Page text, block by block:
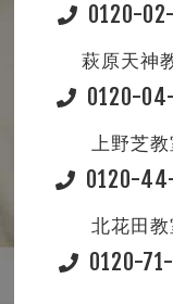
0120-
萩原天神
0120-
上野芝教
0120-
北花田教
0120-